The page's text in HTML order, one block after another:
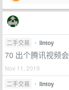
二手交易 • lintoy
70 出个腾讯视频
Nov 11, 2019
二手交易
• lintoy